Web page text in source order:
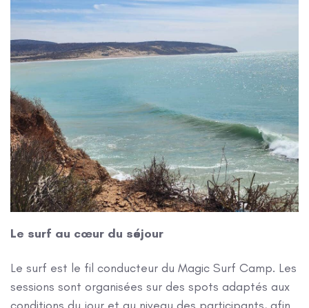
Le surf au cœur du séjour
Le surf est le fil conducteur du Magic Surf Camp. Les
sessions sont organisées sur des spots adaptés aux